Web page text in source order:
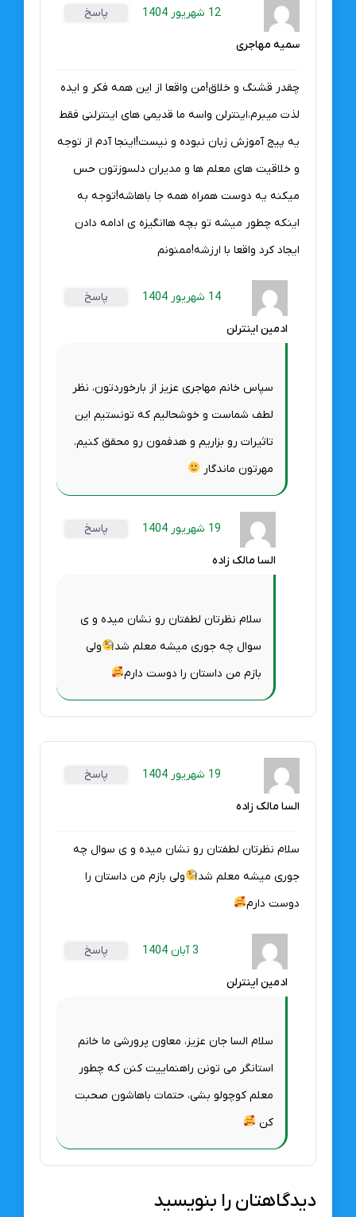
سمیه مهاجری
12 شهریور 1404 پاسخ
چقدر قشنگ و خلاق!من واقعا از این همه فکر و ایده
لذت میبرم،اینترلن واسه ما قدیمی های اینترلنی فقط
یه پیج آموزش زبان نبوده و نیست!اینجا آدم از توجه
و خلاقیت های معلم ها و مدیران دلسوزتون حس
میکنه یه دوست همراه همه جا باهاشه!توجه به
اینکه چطور میشه تو بچه هاانگیزه ی ادامه دادن
ایجاد کرد واقعا با ارزشه!ممنونم
ادمین اینترلن
14 شهریور 1404 پاسخ
سپاس خانم مهاجری عزیز از بارخوردتون، نظر
لطف شماست و خوشحالیم که تونستیم این
تاثیرات رو بزاریم و هدفمون رو محقق کنیم.
مهرتون ماندگار
السا مالک زاده
19 شهریور 1404 پاسخ
سلام نظرتان لطفتان رو نشان میده و ی
سوال چه جوری میشه معلم شد
ولی
بازم من داستان را دوست دارم
السا مالک زاده
19 شهریور 1404 پاسخ
سلام نظرتان لطفتان رو نشان میده و ی سوال چه
جوری میشه معلم شد
ولی بازم من داستان را
دوست دارم
ادمین اینترلن
3 آبان 1404 پاسخ
سلام السا جان عزیز، معاون پرورشی ما خانم
استانگر می تونن راهنماییت کنن که چطور
معلم کوچولو بشی، حتمات باهاشون صحبت
کن
دیدگاهتان را بنویسید